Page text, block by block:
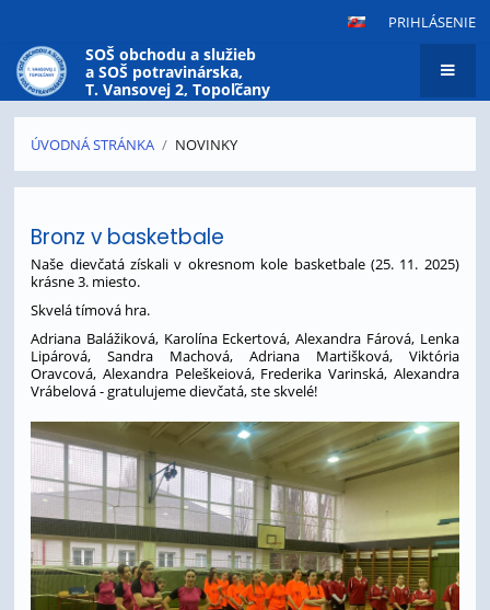
PRIHLÁSENIE
SOŠ obchodu a služieb
a SOŠ potravinárska,
T. Vansovej 2, Topoľčany
ÚVODNÁ STRÁNKA / NOVINKY
Bronz v basketbale
Naše dievčatá získali v okresnom kole basketbale (25. 11. 2025)
krásne 3. miesto.
Skvelá tímová hra.
Adriana Balážiková, Karolína Eckertová, Alexandra Fárová, Lenka
Lipárová, Sandra Machová, Adriana Martišková, Viktória
Oravcová, Alexandra Peleškeiová, Frederika Varinská, Alexandra
Vrábelová - gratulujeme dievčatá, ste skvelé!